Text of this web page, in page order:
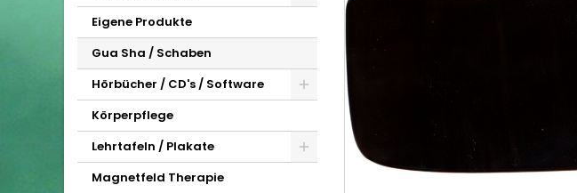
Eigene Produkte
Gua Sha / Schaben
Hörbücher / CD's / Software
Körperpflege
Lehrtafeln / Plakate
Magnetfeld Therapie